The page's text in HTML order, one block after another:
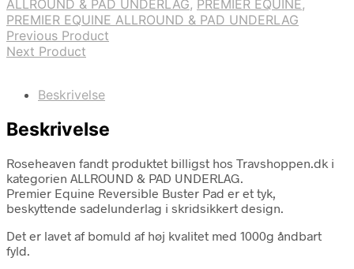
ALLROUND & PAD UNDERLAG, PREMIER EQUINE,
PREMIER EQUINE ALLROUND & PAD UNDERLAG
Previous Product
Next Product
Beskrivelse
Beskrivelse
Roseheaven fandt produktet billigst hos Travshoppen.dk i
kategorien ALLROUND & PAD UNDERLAG.
Premier Equine Reversible Buster Pad er et tyk,
beskyttende sadelunderlag i skridsikkert design.
Det er lavet af bomuld af høj kvalitet med 1000g åndbart
fyld.